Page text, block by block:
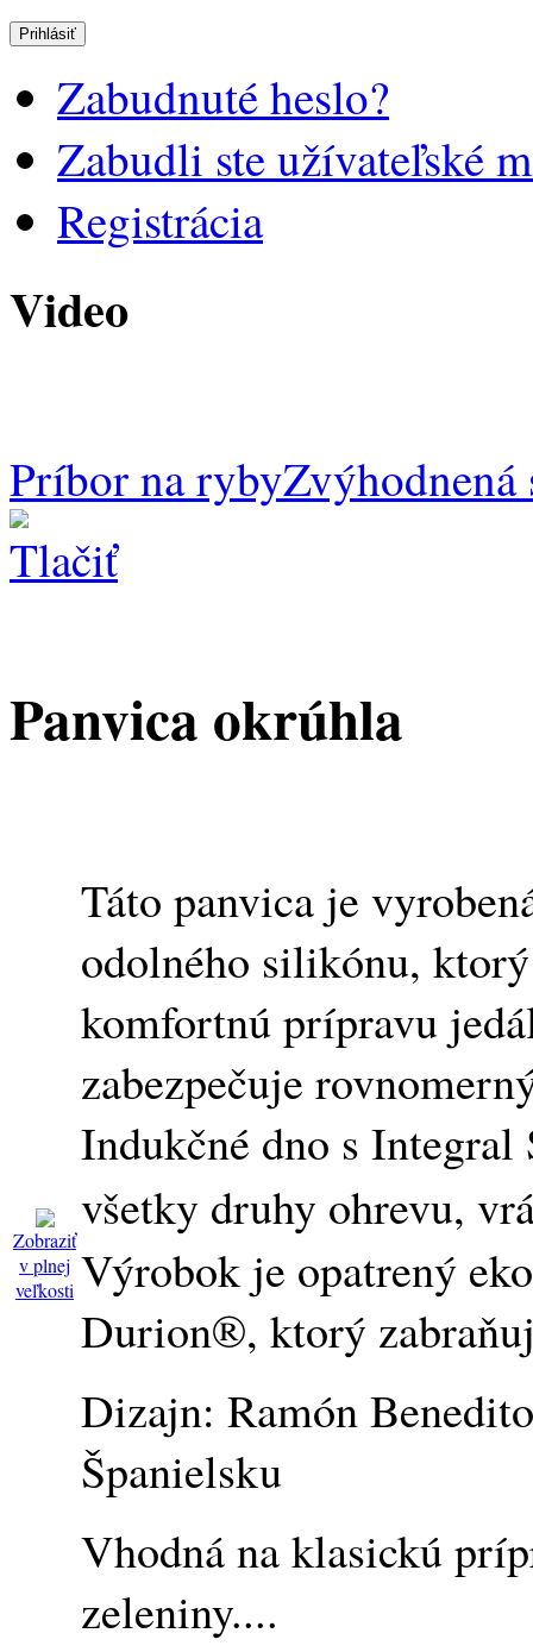
Zabudnuté heslo?
Zabudli ste užívateľské
Registrácia
Video
Príbor na rybyZvýhodnená
Panvica okrúhla
Zobraziť
v plnej
veľkosti
Táto panvica je
odolného silikónu,
komfortnú prípravu
zabezpečuje
Indukčné dno s
všetky druhy ohrevu,
Výrobok je opatrený
Durion®, ktorý
Dizajn: Ramón
Španielsku
Vhodná na klasickú
zeleniny....